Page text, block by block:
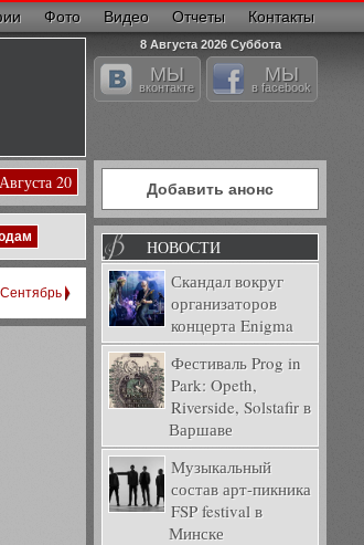
Фото Видео Отчеты Контакты
8 Августа 2026 Суббота
МЫ
вконтакте
МЫ
в facebook
20
Сентябрь
Добавить анонс
НОВОСТИ
Скандал вокруг
организаторов
концерта Enigma
Фестиваль Prog in
Park: Opeth,
Riverside, Solstafir в
Варшаве
Музыкальный
состав арт-пикника
FSP festival в
Минске